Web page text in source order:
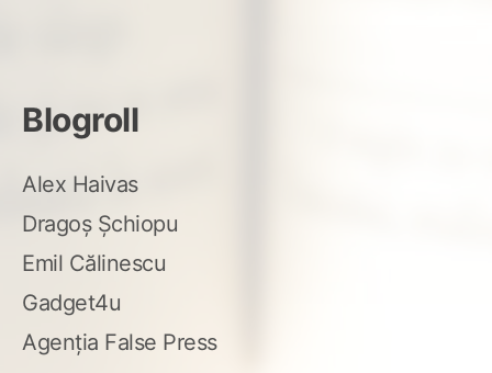
Blogroll
Alex Haivas
Dragoș Șchiopu
Emil Călinescu
Gadget4u
Agenția False Press